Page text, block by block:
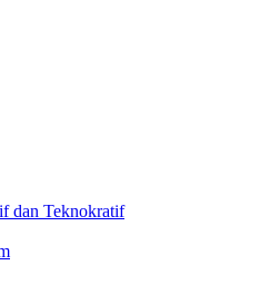
dan Teknokratif